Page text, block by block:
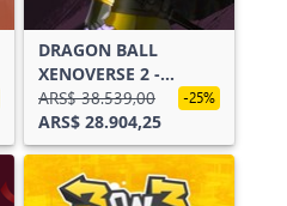
DRAGON BALL
XENOVERSE 2 -
FUTURE SAGA Pack
Set
ARS$ 38.539,00
ARS$ 28.904,25
-25%